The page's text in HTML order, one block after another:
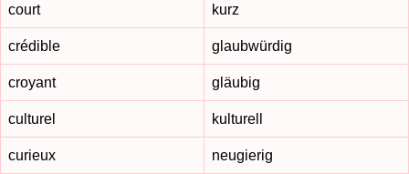
court kurz
crédible glaubwürdig
croyant gläubig
culturel kulturell
curieux neugierig